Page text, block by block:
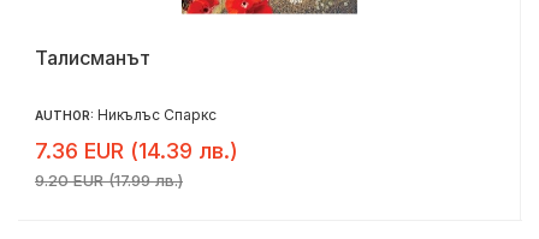
Талисманът
AUTHOR: Никълъс Спаркс
7.36 EUR (14.39 лв.)
9.20 EUR (17.99 лв.)